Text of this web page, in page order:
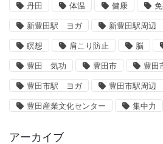
丹田 体温 健康
新豊田駅 ヨガ 新豊田駅周辺
瞑想 肩こり防止 脳
豊田 気功 豊田市 豊田
豊田市駅 ヨガ 豊田市駅周辺
豊田産業文化センター 集中力
アーカイブ